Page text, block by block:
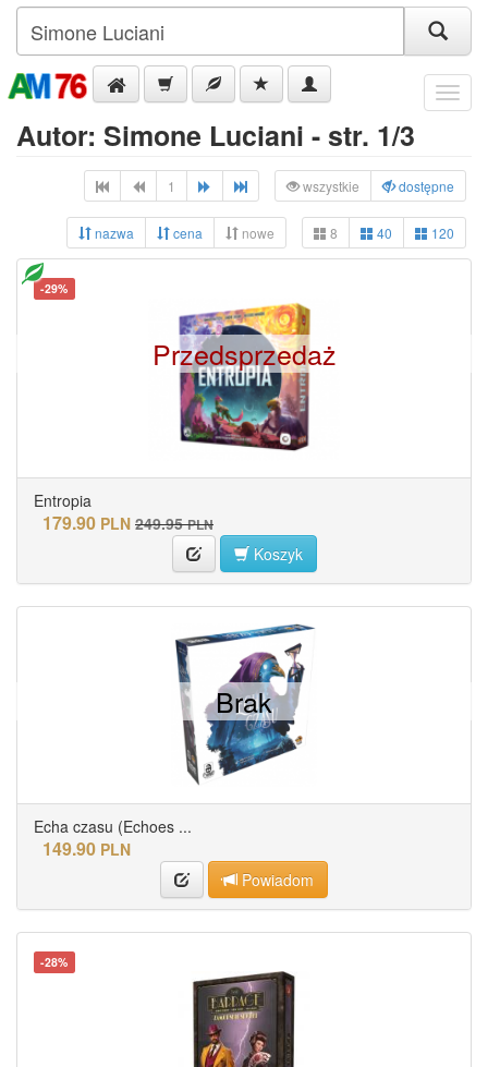
Menu
Autor: Simone Luciani - str. 1/3
1 wszystkie dostępne
nazwa cena nowe 8 40 120
-29%
Entropia
179.90 PLN 249.95 PLN
Koszyk
Przedsprzedaż
Echa czasu (Echoes ...
149.90 PLN
Powiadom
Brak
-28%